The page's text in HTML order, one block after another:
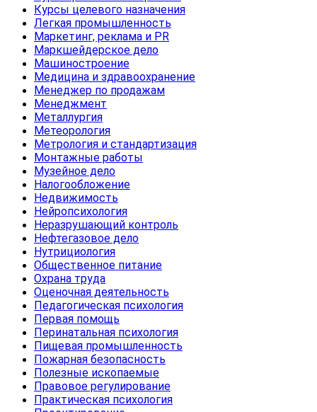
Курсы целевого назначения
Легкая промышленность
Маркетинг, реклама и PR
Маркшейдерское дело
Машиностроение
Медицина и здравоохранение
Менеджер по продажам
Менеджмент
Металлургия
Метеорология
Метрология и стандартизация
Монтажные работы
Музейное дело
Налогообложение
Недвижимость
Нейропсихология
Неразрушающий контроль
Нефтегазовое дело
Нутрициология
Общественное питание
Охрана труда
Оценочная деятельность
Педагогическая психология
Первая помощь
Перинатальная психология
Пищевая промышленность
Пожарная безопасность
Полезные ископаемые
Правовое регулирование
Практическая психология